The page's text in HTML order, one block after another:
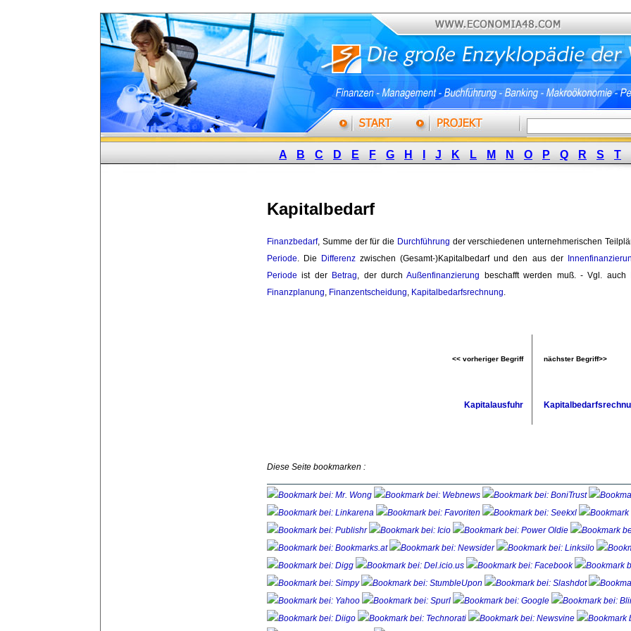
A B C D E F G H J K L M N O P Q R S T
Kapitalbedarf
Finanzbedarf, Summe der für die Durchführung der verschiedenen unternehmerischen
Periode. Die Differenz zwischen (Gesamt-)Kapitalbedarf und den aus der
Periode ist der Betrag, der durchAußenfinanzierung beschafft werden muß. - Vgl. auch
Finanzplanung, Finanzentscheidung, Kapitalbedarfsrechnung.
<< vorheriger Begriff nächster Begriff>>
Kapitalausfuhr
Diese Seite bookmarken :